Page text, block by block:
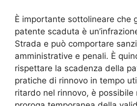
È importante sottolineare che
patente scaduta è
Strada e può comportare
amministrative e penali. È
rispettare la scadenza della
pratiche di rinnovo in tempo
ritardo nel rinnovo, è possibile